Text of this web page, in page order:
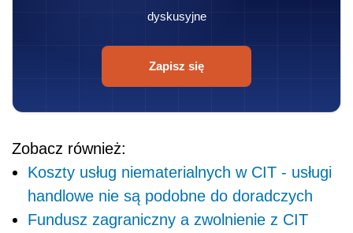
dyskusyjne
Zapisz się
Zobacz również:
Koszty usług niematerialnych w CIT - usługi
handlowe nie są podobne do doradczych
Fundusz zagraniczny a zwolnienie z CIT